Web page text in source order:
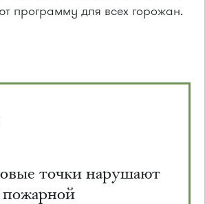
программу для всех горожан.
точки нарушают
пожарной